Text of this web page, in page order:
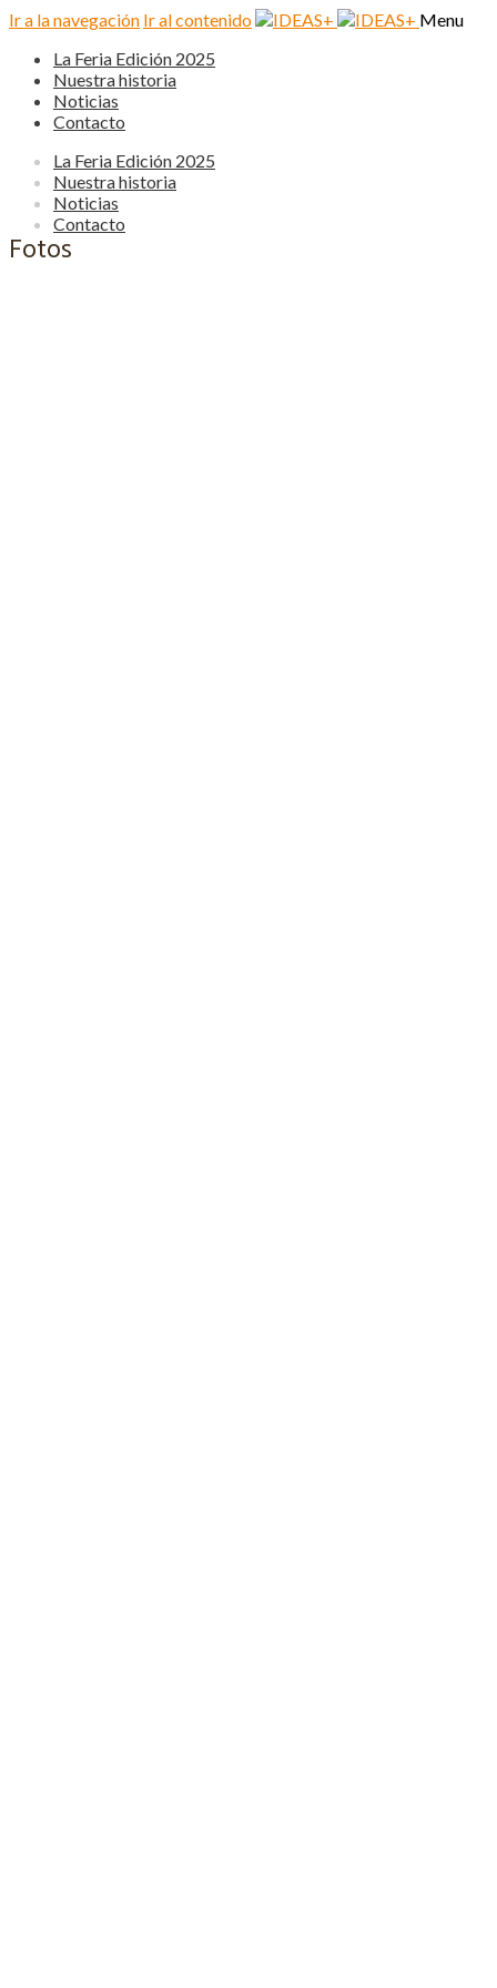
Ir a la navegación Ir al contenido
Menu
La Feria Edición 2025
Nuestra historia
Noticias
Contacto
La Feria Edición 2025
Nuestra historia
Noticias
Contacto
Fotos